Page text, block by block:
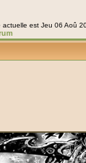
actuelle est Jeu 06 Aoû